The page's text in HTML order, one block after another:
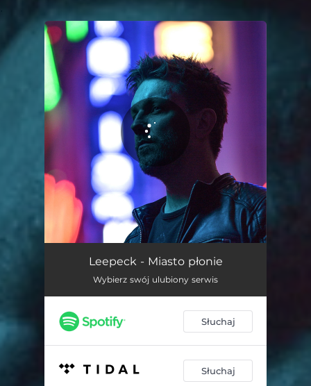
You're all set!
Miasto płonie
Leepeck - Miasto płonie
Wybierz swój ulubiony serwis
Słuchaj
Słuchaj